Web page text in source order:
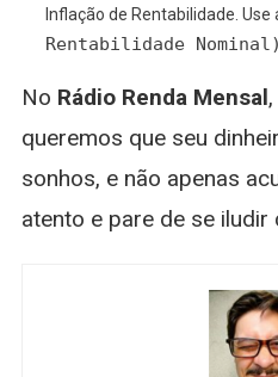
Inflação de Rentabilidade.
Rentabilidade
No Rádio Renda Mensal
queremos que seu
sonhos, e não apenas
atento e pare de se